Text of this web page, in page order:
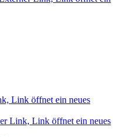
Link öffnet ein neues
Link, Link öffnet ein neues